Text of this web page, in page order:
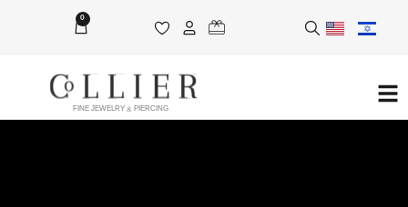
0
FINE JEWELRY & PIERCING